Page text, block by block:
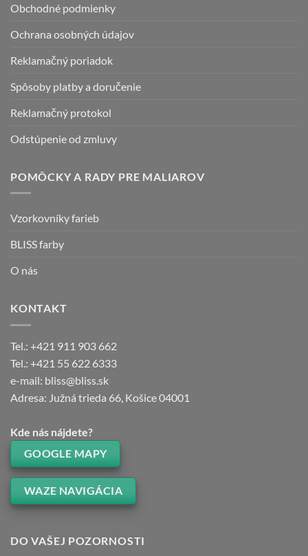
Obchodné podmienky
Ochrana osobných údajov
Reklamačný poriadok
Spôsoby platby a doručenie
Reklamačný protokol
Odstúpenie od zmluvy
POMÔCKY A RADY PRE MALIAROV
Vzorkovníky farieb
BLISS farby
O nás
KONTAKT
Tel.: +421 911 903 662
Tel.: +421 55 622 6333
e-mail: bliss@bliss.sk
Adresa: Južná trieda 66, Košice 04001
Kde nás nájdete?
GOOGLE MAPY
WAZE NAVIGÁCIA
DO VAŠEJ POZORNOSTI